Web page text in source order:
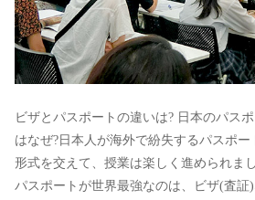
ビザとパスポートの違いは? 日本のパス
はなぜ?日本人が海外で紛失するパスポ
形式を交えて、授業は楽しく進められま
パスポートが世界最強なのは、ビザ(査